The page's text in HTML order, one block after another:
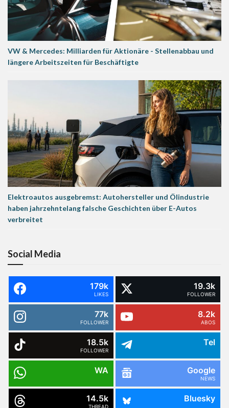
VW & Mercedes: Milliarden für Aktionäre - Stellenabbau und
längere Arbeitszeiten für Beschäftigte
Elektroautos ausgebremst: Autohersteller und Ölindustrie
haben jahrzehntelang falsche Geschichten über E-Autos
verbreitet
Social Media
179k
LIKES
19.3k
FOLLOWER
77k
FOLLOWER
8.2k
ABOS
18.5k
FOLLOWER
Tel
WA Google
NEWS
14.5k
THREAD
Bluesky